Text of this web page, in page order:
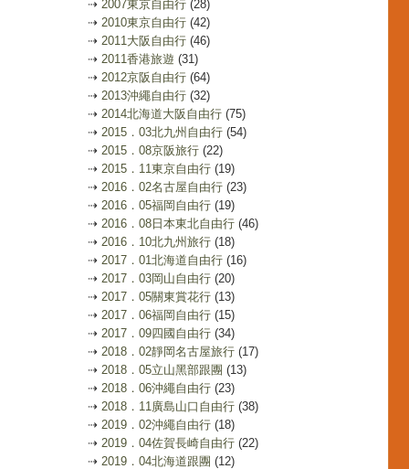
⇢ 2007東京自由行 (28)
⇢ 2010東京自由行 (42)
⇢ 2011大阪自由行 (46)
⇢ 2011香港旅遊 (31)
⇢ 2012京阪自由行 (64)
⇢ 2013沖繩自由行 (32)
⇢ 2014北海道大阪自由行 (75)
⇢ 2015．03北九州自由行 (54)
⇢ 2015．08京阪旅行 (22)
⇢ 2015．11東京自由行 (19)
⇢ 2016．02名古屋自由行 (23)
⇢ 2016．05福岡自由行 (19)
⇢ 2016．08日本東北自由行 (46)
⇢ 2016．10北九州旅行 (18)
⇢ 2017．01北海道自由行 (16)
⇢ 2017．03岡山自由行 (20)
⇢ 2017．05關東賞花行 (13)
⇢ 2017．06福岡自由行 (15)
⇢ 2017．09四國自由行 (34)
⇢ 2018．02靜岡名古屋旅行 (17)
⇢ 2018．05立山黑部跟團 (13)
⇢ 2018．06沖繩自由行 (23)
⇢ 2018．11廣島山口自由行 (38)
⇢ 2019．02沖繩自由行 (18)
⇢ 2019．04佐賀長崎自由行 (22)
⇢ 2019．04北海道跟團 (12)